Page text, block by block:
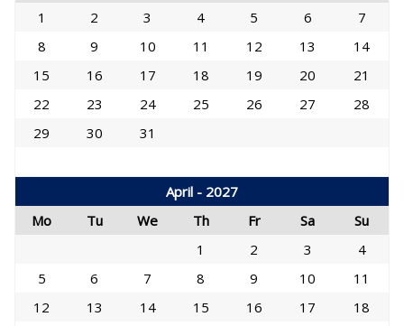
1
2 3 4 5 6
7
8
9 10 11 12 13
14
15
16 17 18 19 20
21
22
23 24 25 26 27
28
29
30 31
April - 2027
Mo
Tu We Th Fr Sa
Su
1
2 3
4
5
6 7 8 9 10
11
12
13 14 15 16 17
18